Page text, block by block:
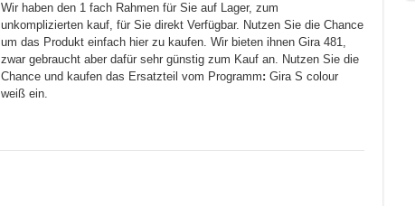
Wir haben den 1 fach Rahmen für Sie auf Lager, zum
unkomplizierten kauf, für Sie direkt Verfügbar. Nutzen Sie die Chance
um das Produkt einfach hier zu kaufen. Wir bieten ihnen Gira 481,
zwar gebraucht aber dafür sehr günstig zum Kauf an. Nutzen Sie die
Chance und kaufen das Ersatzteil vom Programm: Gira S colour
weiß ein.